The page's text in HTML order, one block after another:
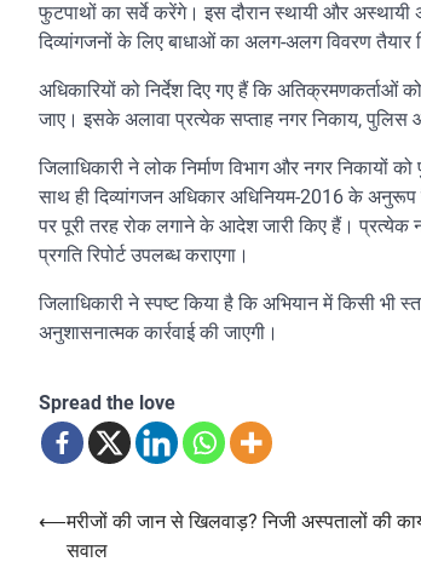
फुटपाथों का सर्वे करेंगे। इस दौरान स्थायी और अस्थायी
दिव्यांगजनों के लिए बाधाओं का अलग-अलग विवरण तैयार
अधिकारियों को निर्देश दिए गए हैं कि अतिक्रमणकर्ताओं
जाए। इसके अलावा प्रत्येक सप्ताह नगर निकाय, पुलिस
जिलाधिकारी ने लोक निर्माण विभाग और नगर निकायों
साथ ही दिव्यांगजन अधिकार अधिनियम-2016 के अनुरूप
पर पूरी तरह रोक लगाने के आदेश जारी किए हैं। प्रत्येक
प्रगति रिपोर्ट उपलब्ध कराएगा।
जिलाधिकारी ने स्पष्ट किया है कि अभियान में किसी भी
अनुशासनात्मक कार्रवाई की जाएगी।
Spread the love
Post
navigation
⟵मरीजों की जान से खिलवाड़? निजी अस्पतालों की
सवाल